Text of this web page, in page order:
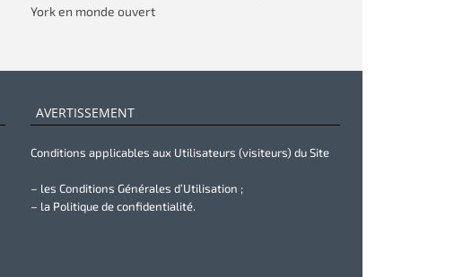
York en monde ouvert
AVERTISSEMENT
Conditions applicables aux Utilisateurs (visiteurs) du Site
– les Conditions Générales d’Utilisation ;
– la Politique de confidentialité.